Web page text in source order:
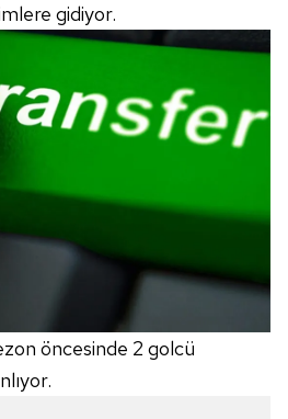
gidiyor.
öncesinde 2 golcü